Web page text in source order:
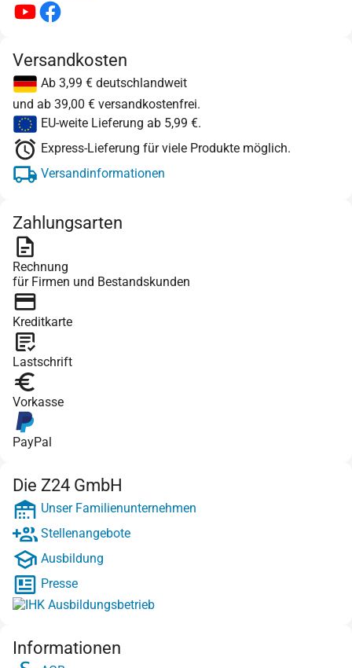
Versandkosten
Ab 3,99 € deutschlandweit
und ab 39,00 € versandkostenfrei.
EU-weite Lieferung ab 5,99 €.
Express-Lieferung für viele Produkte möglich.
Versandinformationen
Zahlungsarten
Rechnung
für Firmen und Bestandskunden
Kreditkarte
Lastschrift
Vorkasse
PayPal
Die Z24 GmbH
Unser Familienunternehmen
Stellenangebote
Ausbildung
Presse
Informationen